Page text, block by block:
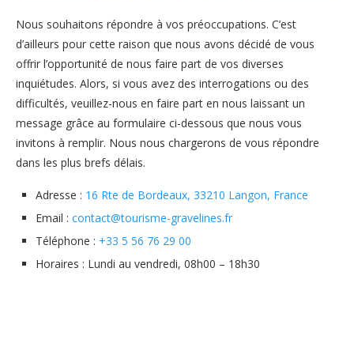
Nous souhaitons répondre à vos préoccupations. C’est
d’ailleurs pour cette raison que nous avons décidé de vous
offrir l’opportunité de nous faire part de vos diverses
inquiétudes. Alors, si vous avez des interrogations ou des
difficultés, veuillez-nous en faire part en nous laissant un
message grâce au formulaire ci-dessous que nous vous
invitons à remplir. Nous nous chargerons de vous répondre
dans les plus brefs délais.
Adresse : 16 Rte de Bordeaux, 33210 Langon, France
Email : contact@tourisme-gravelines.fr
Téléphone : +33 5 56 76 29 00
Horaires : Lundi au vendredi, 08h00 – 18h30